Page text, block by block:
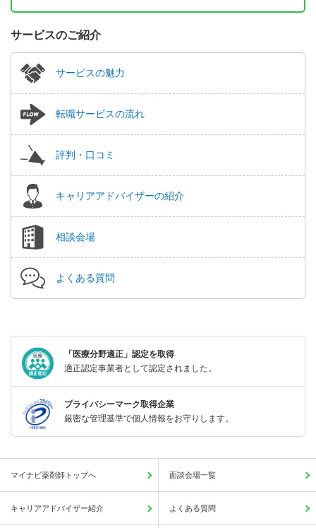
サービスのご紹介
サービスの魅力
転職サービスの流れ
評判・口コミ
キャリアアドバイザーの紹介
相談会場
よくある質問
「医療分野適正」認定を取得
適正認定事業者として認定されました。
プライバシーマーク取得企業
厳密な管理基準で個人情報をお守りします。
マイナビ薬剤師トップへ 面談会場一覧
キャリアアドバイザー紹介 よくある質問